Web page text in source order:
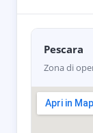
Pescara
Zona di